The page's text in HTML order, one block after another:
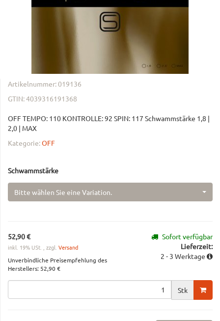
Artikelnummer:019136
GTIN:4039316191368
OFF TEMPO: 110 KONTROLLE: 92 SPIN: 117 Schwammstärke 1,8 |
2,0 | MAX
Kategorie:OFF
Schwammstärke
Bitte wählen Sie eine Variation.
52,90 €
inkl. 19% USt. , zzgl. Versand
Unverbindliche Preisempfehlung des
Herstellers: 52,90 €
Sofort verfügbar
Lieferzeit:
2 - 3 Werktage
Stk